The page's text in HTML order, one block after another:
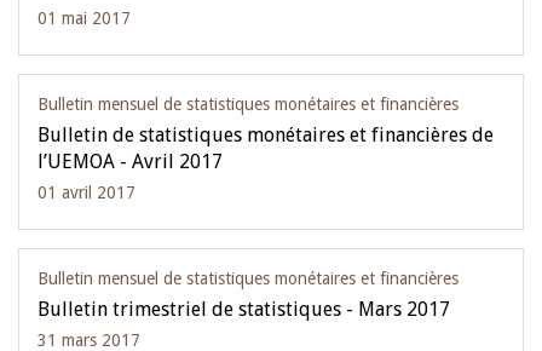
01 mai 2017
Bulletin mensuel de statistiques monétaires et financières
Bulletin de statistiques monétaires et financières de
l’UEMOA - Avril 2017
01 avril 2017
Bulletin mensuel de statistiques monétaires et financières
Bulletin trimestriel de statistiques - Mars 2017
31 mars 2017